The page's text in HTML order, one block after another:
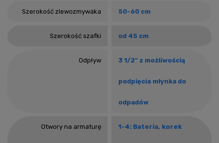
Szerokość zlewozmywaka 50-60 cm
Szerokość szafki od 45 cm
Odpływ 3 1/2" z możliwością
podpięcia młynka do
odpadów
Otwory na armaturę 1-4: Bateria, korek